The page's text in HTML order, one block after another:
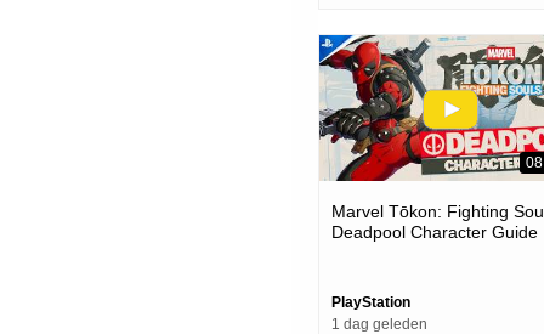
Marvel Tōkon: Fighting
Deadpool Character Guide
PlayStation
1 dag geleden